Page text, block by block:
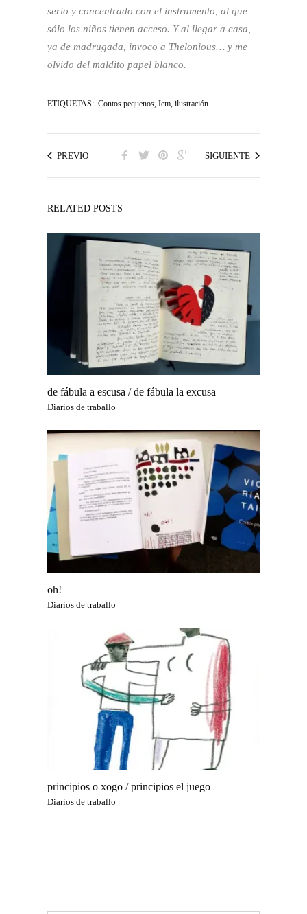
serio y concentrado con el instrumento, al que
sólo los niños tienen acceso. Y al llegar a casa,
ya de madrugada, invoco a Thelonious… y me
olvido del maldito papel blanco.
ETIQUETAS: Contos pequenos Iem ilustración
PREVIO SIGUIENTE
RELATED POSTS
de fábula a escusa / de fábula la excusa
Diarios de traballo
oh!
Diarios de traballo
principios o xogo / principios el juego
Diarios de traballo